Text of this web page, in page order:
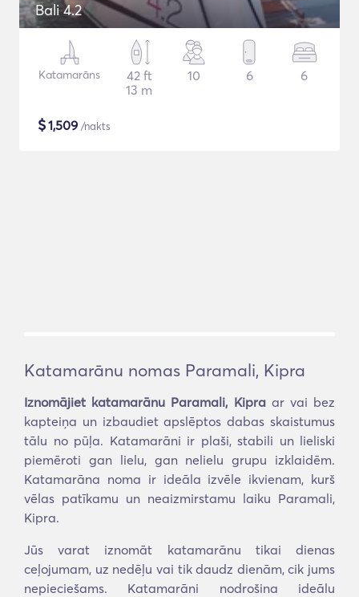
Bali 4.2
Katamarāns
42 ft
13 m
10 6 6
$1,509 /nakts
Katamarānu nomas Paramali, Kipra
Iznomājiet katamarānu Paramali, Kipraar vai bez
kapteiņa un izbaudiet apslēptos dabas skaistumus
tālu no pūļa. Katamarāni ir plaši, stabili un lieliski
piemēroti gan lielu, gan nelielu grupu izklaidēm.
Katamarāna noma ir ideāla izvēle ikvienam, kurš
vēlas patīkamu un neaizmirstamu laiku Paramali,
Kipra.
Jūs varat iznomāt katamarānu tikai dienas
ceļojumam, uz nedēļu vai tik daudz dienām, cik jums
nepieciešams. Katamarāni nodrošina ideālu